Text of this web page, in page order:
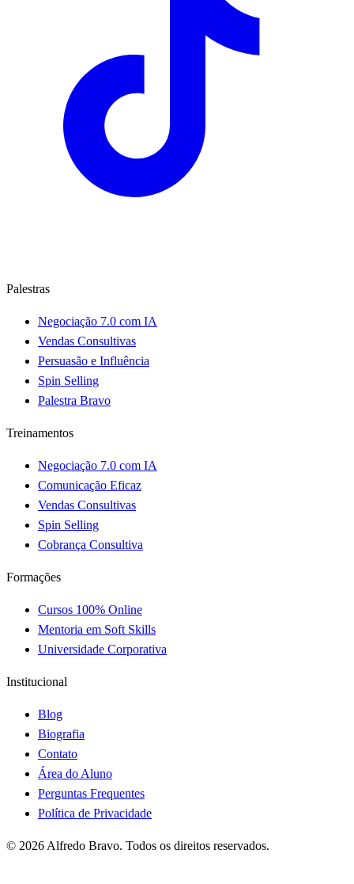
Palestras
Negociação 7.0 com IA
Vendas Consultivas
Persuasão e Influência
Spin Selling
Palestra Bravo
Treinamentos
Negociação 7.0 com IA
Comunicação Eficaz
Vendas Consultivas
Spin Selling
Cobrança Consultiva
Formações
Cursos 100% Online
Mentoria em Soft Skills
Universidade Corporativa
Institucional
Blog
Biografia
Contato
Área do Aluno
Perguntas Frequentes
Política de Privacidade
© 2026 Alfredo Bravo. Todos os direitos reservados.